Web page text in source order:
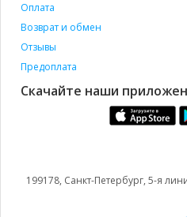
Оплата
Возврат и обмен
Отзывы
Предоплата
Скачайте наши
199178, Санкт-Петербург, 5-я